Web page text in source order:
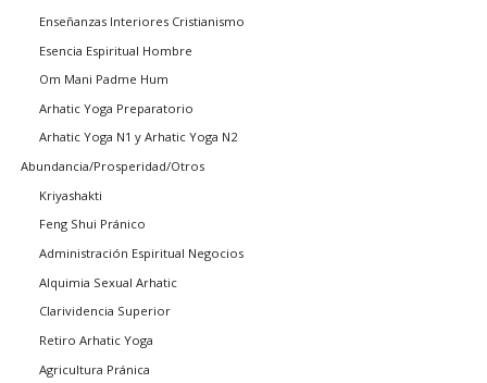
Enseñanzas Interiores Cristianismo
Esencia Espiritual Hombre
Om Mani Padme Hum
Arhatic Yoga Preparatorio
Arhatic Yoga N1 y Arhatic Yoga N2
Abundancia/Prosperidad/Otros
Kriyashakti
Feng Shui Pránico
Administración Espiritual Negocios
Alquimia Sexual Arhatic
Clarividencia Superior
Retiro Arhatic Yoga
Agricultura Pránica